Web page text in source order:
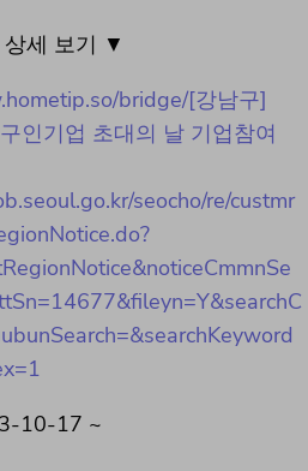
상세 보기 ▼
bridge/[강남구]
인기업 초대의 날 기업참여
seocho/re/custmr
10-17 ~